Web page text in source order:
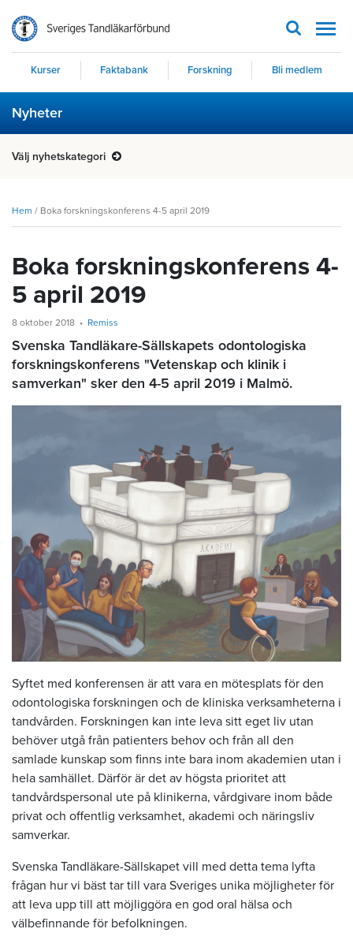
Kurser Faktabank Forskning Bli medlem
Nyheter
Välj nyhetskategori
Hem / Boka forskningskonferens 4-5 april 2019
Boka forskningskonferens 4-
5 april 2019
8 oktober 2018 Remiss
Svenska Tandläkare-Sällskapets odontologiska
forskningskonferens "Vetenskap och klinik i
samverkan" sker den 4-5 april 2019 i Malmö.
Syftet med konferensen är att vara en mötesplats för den
odontologiska forskningen och de kliniska verksamheterna i
tandvården. Forskningen kan inte leva sitt eget liv utan
behöver utgå från patienters behov och från all den
samlade kunskap som finns inte bara inom akademien utan i
hela samhället. Därför är det av högsta prioritet att
tandvårdspersonal ute på klinikerna, vårdgivare inom både
privat och offentlig verksamhet, akademi och näringsliv
samverkar.
Svenska Tandläkare-Sällskapet vill med detta tema lyfta
frågan hur vi bäst tar till vara Sveriges unika möjligheter för
att leva upp till att möjliggöra en god oral hälsa och
välbefinnande för befolkningen.